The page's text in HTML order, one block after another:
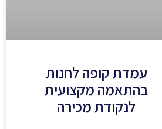
עמדת קופה לחנות
בהתאמה מקצועית
לנקודת מכירה